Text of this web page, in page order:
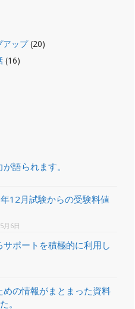
アップ(20)
(16)
語られます。
12月試験からの受験料値
月6日
サポートを積極的に利用し
めの情報がまとまった資料
。